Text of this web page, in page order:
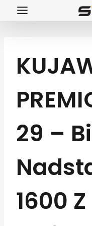
Przejdź
29 –
1600